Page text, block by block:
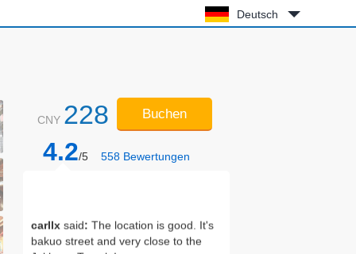
Deutsch
CNY 228 Buchen
4.2/5 558Bewertungen
bakuo street and very close to the
Jokhang Temple!